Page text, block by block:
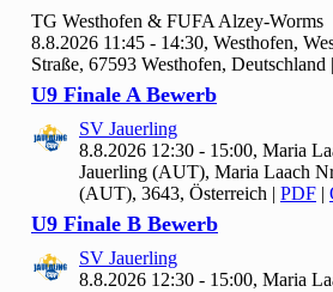
TG Westhofen & FUFA Alzey-Worms
8.8.2026 11:45 - 14:30, Westhofen,
Straße, 67593 Westhofen, Deutschland |
U9 Finale A Bewerb
SV Jauerling
8.8.2026 12:30 - 15:00, Maria
Jauerling (AUT), Maria Laach
(AUT), 3643, Österreich | PDF |
U9 Finale B Bewerb
SV Jauerling
8.8.2026 12:30 - 15:00, Maria